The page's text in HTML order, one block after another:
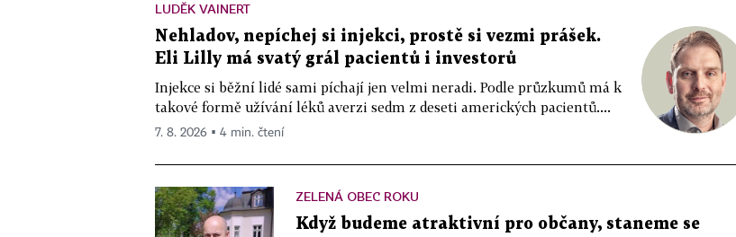
LUDĚK VAINERT
Nehladov, nepíchej si injekci, prostě si vezmi prášek.
Eli Lilly má svatý grál pacientů i investorů
Injekce si běžní lidé sami píchají jen velmi neradi. Podle průzkumů má k
takové formě užívání léků averzi sedm z deseti amerických pacientů....
7. 8. 2026 ▪ 4 min. čtení
ZELENÁ OBEC ROKU
Když budeme atraktivní pro občany, staneme se